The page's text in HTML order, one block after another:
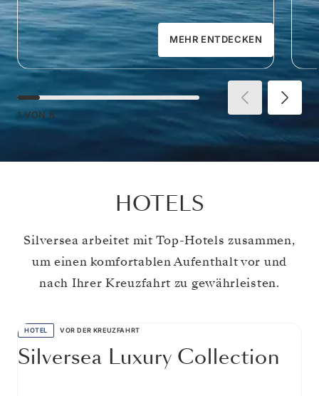
MEHR ENTDECKEN
1 VON 8
HOTELS
Silversea arbeitet mit Top-Hotels zusammen,
um einen komfortablen Aufenthalt vor und
nach Ihrer Kreuzfahrt zu gewährleisten.
HOTEL VOR DER KREUZFAHRT
Silversea Luxury Collection